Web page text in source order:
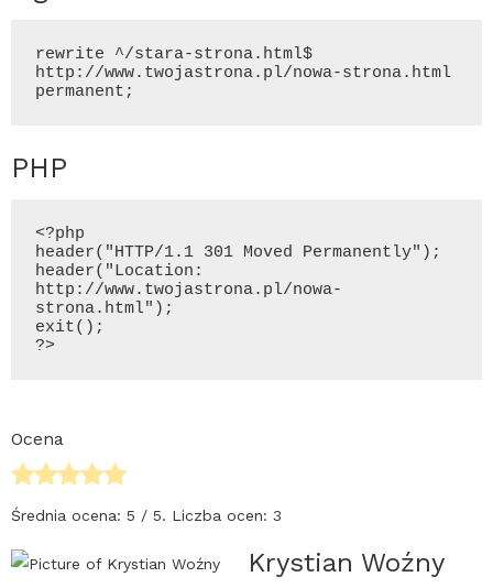
rewrite ^/stara-strona. html
http ://www.twojastrona.pl/nowa-strona. html
permanent;
PHP
<?php
header("HTTP/1.1 301 Moved Permanently");
http ://www.twojastrona.pl/nowa-
strona. html");
exit();
?>
Ocena
Średnia ocena: 5 / 5. Liczba ocen: 3
Krystian Woźny